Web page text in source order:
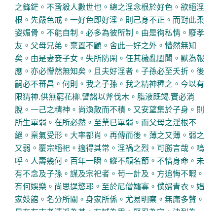
之鋒鋩。不啻殺人數世也。總之淫念根於好色。欲絕淫
根。先嚴色戒。一好色即好淫。則己身不正。而對此柔
姿媚骨。不能自制。必多為彼所制。由是徇私情。廢孝
友。父母兄弟。棄置不顧。舍此一好之外。懵然無知
矣。由是妻妾子女。失所防閑。任其穢亂閨闈。默為報
應。亦必懵然無知矣。且夫好淫者。子孫必至夭折。後
嗣必不蕃昌。何則。我之子孫。我之精神種之。今以有
限猜神.供無窮花柳.譬諸以斧伐木。脂液既竭.實必消
脫。一己之精神。尚渙散而不積。又安望集於子身。則
所生單弱。在所必然。至業已單弱。而父母之淫根不
絕。稟氣受形。大率都肖。再傳而後。薄之又薄。弱之
又弱。覆宗絕祀。適得其常。淫禍之烈。可勝言哉。嗚
呼。人壽幾何。百年一瞬。縱不顧名節。不惜身命。未
有不念及子孫。謀及宗祀者。苟一計及。方追悔不暇。
有何娛樂。尚思逞慾耶。至於尼僧孀寡。僕婦青衣。娼
家妓館。名分所關。身家所係。尤易明察。無庸多贅。